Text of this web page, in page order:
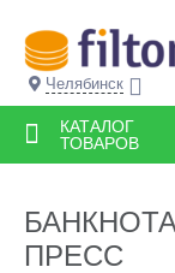
Челябинск
КАТАЛОГ
ТОВАРОВ
ПРЕСС